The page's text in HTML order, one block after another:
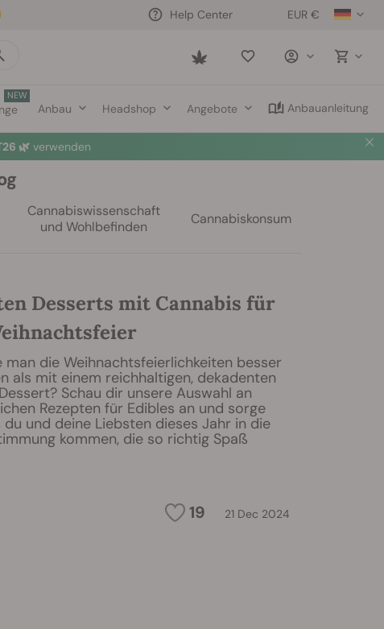
EUR €
Help Center
Saved
NEW
Anbau Headshop Angebote Anbauanleitung
🌿 verwenden
Cannabiswissenschaft
und Wohlbefinden
Cannabiskonsum
Desserts mit Cannabis für
man die Weihnachtsfeierlichkeiten besser
als mit einem reichhaltigen, dekadenten
Schau dir unsere Auswahl an
Rezepten für Edibles an und sorge
du und deine Liebsten dieses Jahr in die
kommen, die so richtig Spaß
19 21 Dec 2024